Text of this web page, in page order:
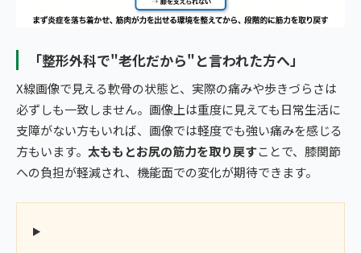
「整形外科で"老化だから"と言われた方へ」
X線画像で見える軟骨の状態と、実際の痛みや歩きづらさは
必ずしも一致しません。画像上は重度に見えても日常生活に
支障がない方もいれば、画像では軽度でも強い痛みを感じる
方もいます。 太ももとお尻の筋力を取り戻すことで、膝関節
への負担が軽減され、機能面での変化が期待できます。